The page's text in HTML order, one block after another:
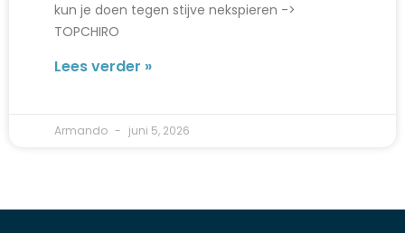
kun je doen tegen stijve nekspieren ->
TOPCHIRO
Lees verder »
Armando juni 5, 2026